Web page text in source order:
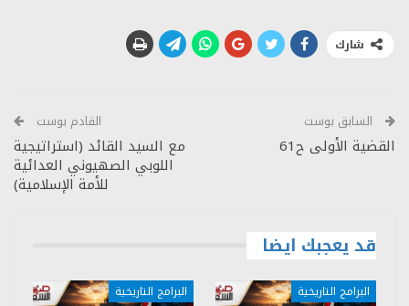
شارك
السابق بوست
القضية الأولى ح61
القادم بوست
مع السيد القائد (استراتيجية
اللوبي الصهيوني العدائية
للأمة الإسلامية)
قد يعجبك ايضا
البرامج التاريخية البرامج التاريخية